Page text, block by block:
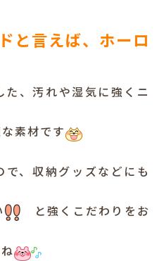
の声
と言えば、ホーロ
、汚れや湿気に強くニ
素材です
、収納グッズなどにも
と強くこだわりをお